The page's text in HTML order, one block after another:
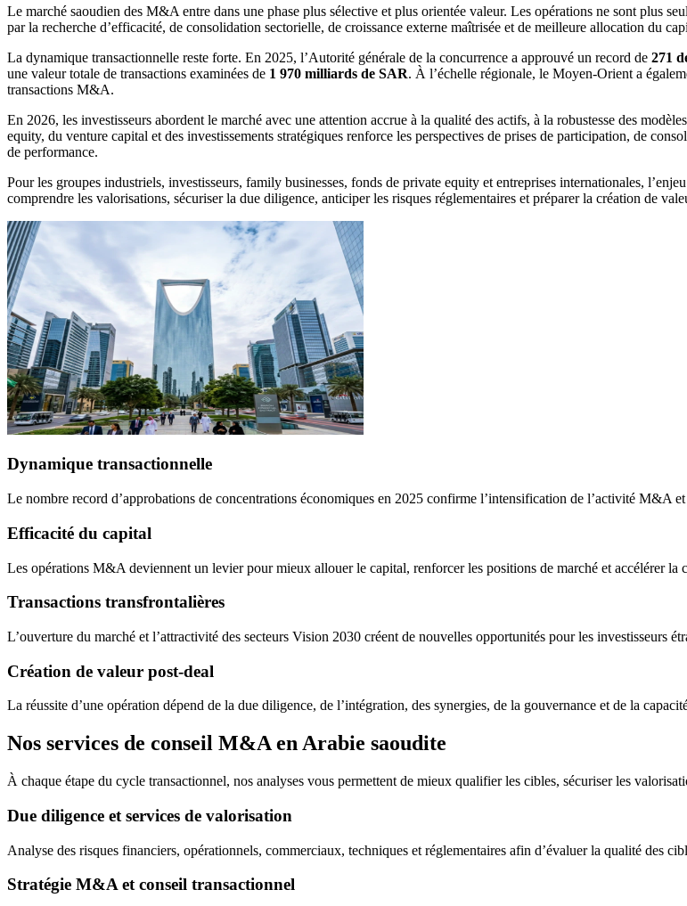
Le marché saoudien des M&A entre dans une phase plus sélective et plus orientée valeur. Les opérations ne sont plus
par la recherche d’efficacité, de consolidation sectorielle, de croissance externe maîtrisée et de meilleure allocation du
La dynamique transactionnelle reste forte. En 2025, l’Autorité générale de la concurrence a approuvé un record de 271
une valeur totale de transactions examinées de 1 970 milliards de SAR. À l’échelle régionale, le Moyen-Orient a
transactions M&A.
En 2026, les investisseurs abordent le marché avec une attention accrue à la qualité des actifs, à la robustesse des
equity, du venture capital et des investissements stratégiques renforce les perspectives de prises de participation, de
de performance.
Pour les groupes industriels, investisseurs, family businesses, fonds de private equity et entreprises internationales,
comprendre les valorisations, sécuriser la due diligence, anticiper les risques réglementaires et préparer la création de
Dynamique transactionnelle
Le nombre record d’approbations de concentrations économiques en 2025 confirme l’intensification de l’activité M&A
Efficacité du capital
Les opérations M&A deviennent un levier pour mieux allouer le capital, renforcer les positions de marché et accélérer la
Transactions transfrontalières
L’ouverture du marché et l’attractivité des secteurs Vision 2030 créent de nouvelles opportunités pour les investisseurs
Création de valeur post-deal
La réussite d’une opération dépend de la due diligence, de l’intégration, des synergies, de la gouvernance et de la
Nos services de conseil M&A en Arabie saoudite
À chaque étape du cycle transactionnel, nos analyses vous permettent de mieux qualifier les cibles, sécuriser les
Due diligence et services de valorisation
Analyse des risques financiers, opérationnels, commerciaux, techniques et réglementaires afin d’évaluer la qualité des
Stratégie M&A et conseil transactionnel